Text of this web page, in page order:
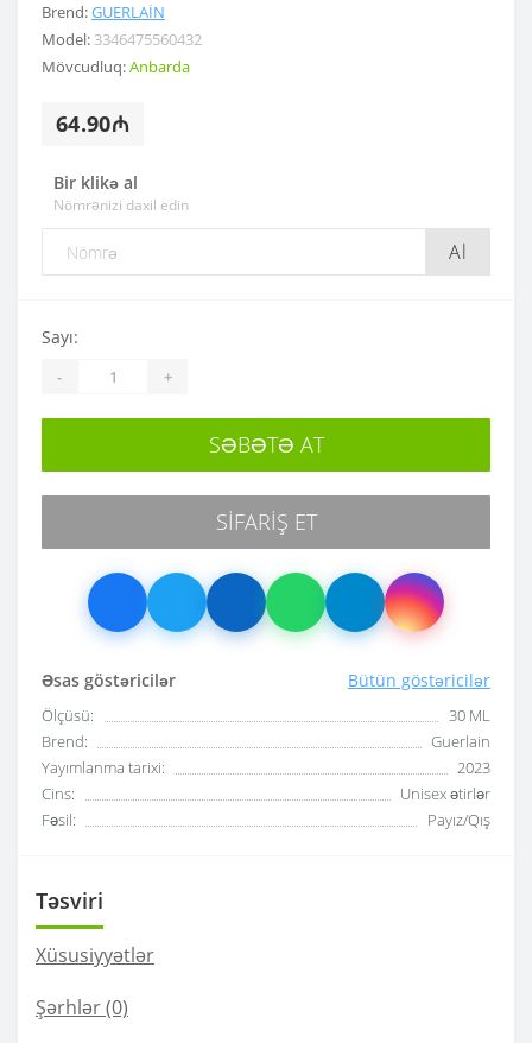
Brend:GUERLAIN
Model: 3346475560432
Mövcudluq:Anbarda
64.90₼
Bir klikə al
Nömrənizi daxil edin
Al
Əsas göstəricilər Bütün göstəricilər
Ölçüsü:
30 ML
Brend:
Guerlain
Yayımlanma tarixi:
2023
Cins:
Unisex ətirlər
Fəsil:
Payız/Qış
Sayı:
- +
SƏBƏTƏ AT
SIFARIŞ ET
Təsviri
Xüsusiyyətlər
Şərhlər (0)